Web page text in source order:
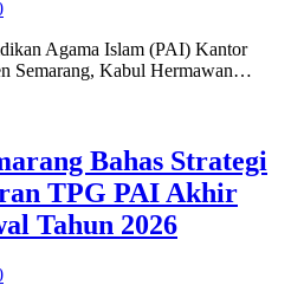
Agama Islam (PAI) Kantor
Semarang, Kabul Hermawan…
Bahas Strategi
TPG PAI Akhir
Tahun 2026